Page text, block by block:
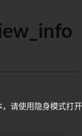
请使用隐身模式打开